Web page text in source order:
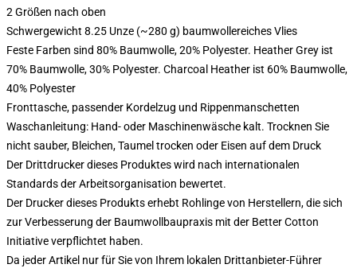
2 Größen nach oben
Schwergewicht 8.25 Unze (~280 g) baumwollereiches Vlies
Feste Farben sind 80% Baumwolle, 20% Polyester. Heather Grey ist
70% Baumwolle, 30% Polyester. Charcoal Heather ist 60% Baumwolle,
40% Polyester
Fronttasche, passender Kordelzug und Rippenmanschetten
Waschanleitung: Hand- oder Maschinenwäsche kalt. Trocknen Sie
nicht sauber, Bleichen, Taumel trocken oder Eisen auf dem Druck
Der Drittdrucker dieses Produktes wird nach internationalen
Standards der Arbeitsorganisation bewertet.
Der Drucker dieses Produkts erhebt Rohlinge von Herstellern, die sich
zur Verbesserung der Baumwollbaupraxis mit der Better Cotton
Initiative verpflichtet haben.
Da jeder Artikel nur für Sie von Ihrem lokalen Drittanbieter-Führer